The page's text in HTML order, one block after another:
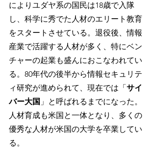
によりユダヤ系の国民は18歳で入隊
し、科学に秀でた人材のエリート教育
をスタートさせている。退役後、情報
産業で活躍する人材が多く、特にベン
チャーの起業も盛んにおこなわれてい
る。80年代の後半から情報セキュリテ
ィ研究が進められて、現在では「サイ
バー大国 」と呼ばれるまでになった。
人材育成も米国と一体となり、多くの
優秀な人材が米国の大学を卒業してい
る。